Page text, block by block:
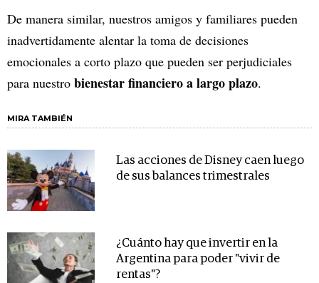
De manera similar, nuestros amigos y familiares pueden
inadvertidamente alentar la toma de decisiones
emocionales a corto plazo que pueden ser perjudiciales
para nuestro bienestar financiero a largo plazo.
MIRA TAMBIÉN
Las acciones de Disney caen luego
de sus balances trimestrales
¿Cuánto hay que invertir en la
Argentina para poder "vivir de
rentas"?